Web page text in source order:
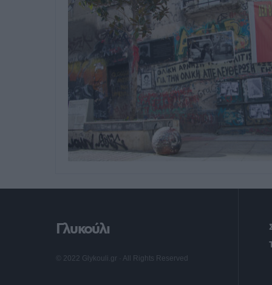
Γλυκούλι
© 2022 Glykouli.gr · All Rights Reserved